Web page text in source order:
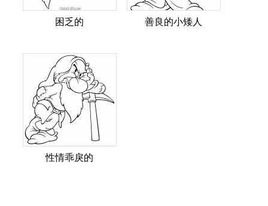
困乏的 善良的小矮人
性情乖戾的